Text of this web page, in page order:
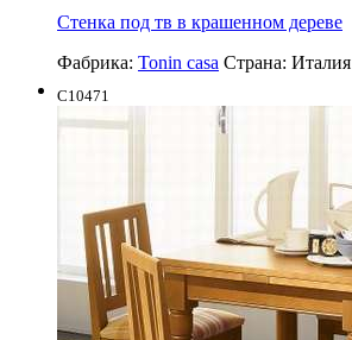
Стенка под тв в крашенном дереве
Фабрика: Tonin casa Страна: Италия
C10471